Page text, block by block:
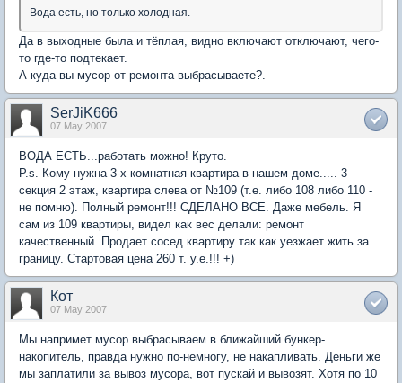
Вода есть, но только холодная.
Да в выходные была и тёплая, видно включают отключают, чего-
то где-то подтекает.
А куда вы мусор от ремонта выбрасываете?.
SerJiK666
07 May 2007
ВОДА ЕСТЬ...работать можно! Круто.
P.s. Кому нужна 3-х комнатная квартира в нашем доме..... 3
секция 2 этаж, квартира слева от №109 (т.е. либо 108 либо 110 -
не помню). Полный ремонт!!! СДЕЛАНО ВСЕ. Даже мебель. Я
сам из 109 квартиры, видел как вес делали: ремонт
качественный. Продает сосед квартиру так как уезжает жить за
границу. Стартовая цена 260 т. у.е.!!! +)
Кот
07 May 2007
Мы напримет мусор выбрасываем в ближайший бункер-
накопитель, правда нужно по-немногу, не накапливать. Деньги же
мы заплатили за вывоз мусора, вот пускай и вывозят. Хотя по 10